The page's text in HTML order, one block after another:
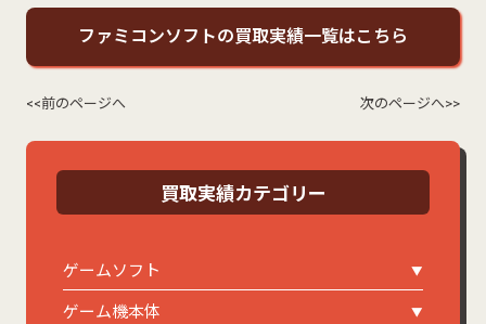
ファミコンソフトの買取実績一覧はこちら
<<前のページへ 次のページへ>>
買取実績カテゴリー
ゲームソフト
ゲーム機本体